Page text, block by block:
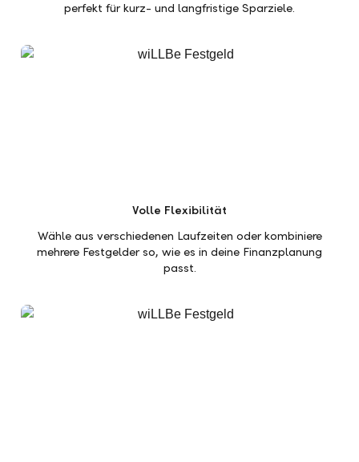
perfekt für kurz- und langfristige Sparziele.
Volle Flexibilität
Wähle aus verschiedenen Laufzeiten oder kombiniere
mehrere Festgelder so, wie es in deine Finanzplanung
passt.